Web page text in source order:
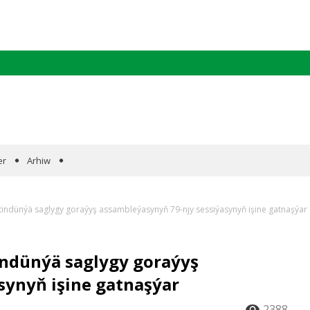
Arhiw
saglygy goraýyş assambleýasynyň 79-njy sessiýasynyň işine gatnaşýar
saglygy goraýyş
işine gatnaşýar